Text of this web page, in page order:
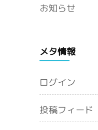
お知らせ
メタ情報
ログイン
投稿フィード